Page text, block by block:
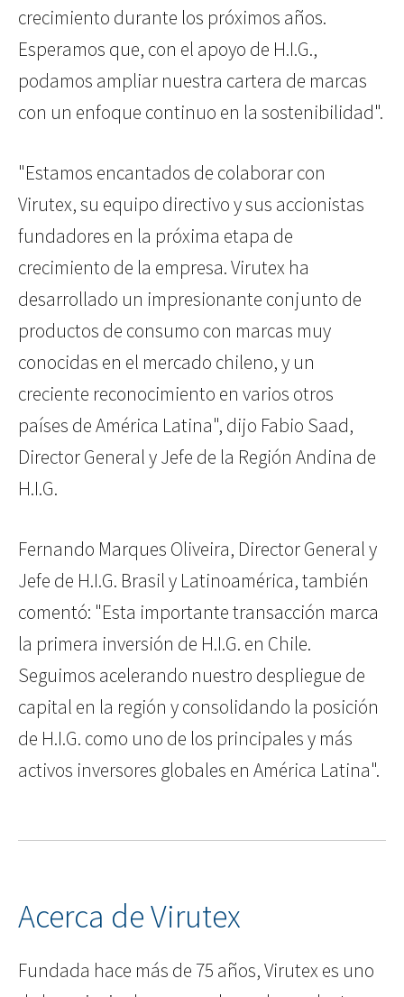
crecimiento durante los próximos años.
Esperamos que, con el apoyo de H.I.G.,
podamos ampliar nuestra cartera de marcas
con un enfoque continuo en la sostenibilidad".
"Estamos encantados de colaborar con
Virutex, su equipo directivo y sus accionistas
fundadores en la próxima etapa de
crecimiento de la empresa. Virutex ha
desarrollado un impresionante conjunto de
productos de consumo con marcas muy
conocidas en el mercado chileno, y un
creciente reconocimiento en varios otros
países de América Latina", dijo Fabio Saad,
Director General y Jefe de la Región Andina de
H.I.G.
Fernando Marques Oliveira, Director General y
Jefe de H.I.G. Brasil y Latinoamérica, también
comentó: "Esta importante transacción marca
la primera inversión de H.I.G. en Chile.
Seguimos acelerando nuestro despliegue de
capital en la región y consolidando la posición
de H.I.G. como uno de los principales y más
activos inversores globales en América Latina".
Acerca de Virutex
Fundada hace más de 75 años, Virutex es uno